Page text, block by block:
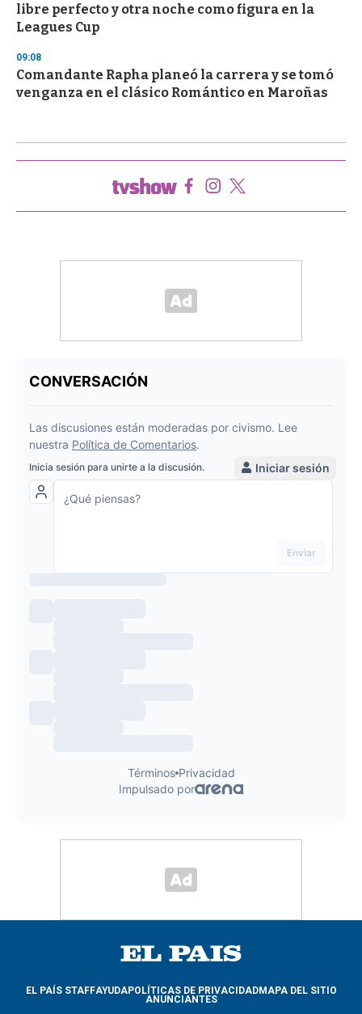
libre perfecto y otra noche como figura en la
Leagues Cup
09:08
Comandante Rapha planeó la carrera y se tomó
venganza en el clásico Romántico en Maroñas
EL PAÍS STAFFAYUDAPOLÍTICAS DE PRIVACIDADMAPA DEL SITIO
ANUNCIANTES